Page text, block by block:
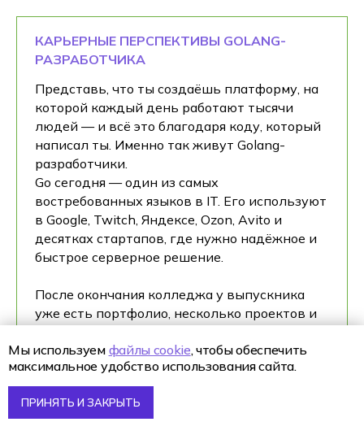
КАРЬЕРНЫЕ ПЕРСПЕКТИВЫ GOLANG-
РАЗРАБОТЧИКА
Представь, что ты создаёшь платформу, на
которой каждый день работают тысячи
людей — и всё это благодаря коду, который
написал ты. Именно так живут Golang-
разработчики.
Go сегодня — один из самых
востребованных языков в IT. Его используют
в Google, Twitch, Яндексе, Ozon, Avito и
десятках стартапов, где нужно надёжное и
быстрое серверное решение.
После окончания колледжа у выпускника
уже есть портфолио, несколько проектов и
Это значит, что можно не искать “работу без
опыта” — ты уже специалист.
Golang-разработчики востребованы в трёх
Мы используем файлы cookie, чтобы обеспечить
максимальное удобство использования сайта.
ПРИНЯТЬ И ЗАКРЫТЬ